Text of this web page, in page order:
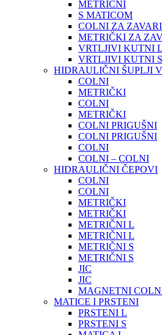
METRIČNI
S MATICOM
COLNI ZA
METRIČKI ZA
VRTLJIVI KUTNI
VRTLJIVI KUTNI
HIDRAULIČNI ŠUPLJI
COLNI
METRIČKI
COLNI
METRIČKI
COLNI PRIGUŠNI
COLNI PRIGUŠNI
COLNI
COLNI – COLNI
HIDRAULIČNI ČEPOVI
COLNI
COLNI
METRIČKI
METRIČKI
METRIČNI L
METRIČNI L
METRIČNI S
METRIČNI S
JIC
JIC
MAGNETNI
MATICE I PRSTENI
PRSTENI L
PRSTENI S